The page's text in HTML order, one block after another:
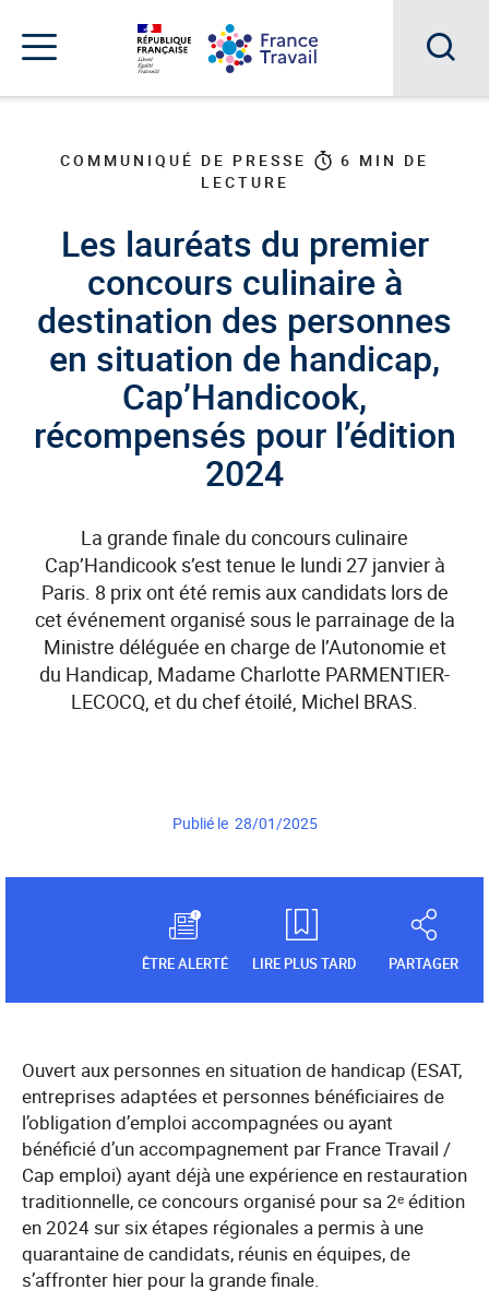
menu
contenu
pied
Menu
COMMUNIQUÉ DE PRESSE 6 MIN DE
LECTURE
Les lauréats du premier
concours culinaire à
destination des personnes
en situation de handicap,
Cap’Handicook,
récompensés pour l’édition
2024
La grande finale du concours culinaire
Cap’Handicook s’est tenue le lundi 27 janvier à
Paris. 8 prix ont été remis aux candidats lors de
cet événement organisé sous le parrainage de la
Ministre déléguée en charge de l’Autonomie et
du Handicap, Madame Charlotte PARMENTIER-
LECOCQ, et du chef étoilé, Michel BRAS.
Publié le 28/01/2025
ÊTRE ALERTÉ LIRE PLUS TARD PARTAGER
Ouvert aux personnes en situation de handicap (ESAT,
entreprises adaptées et personnes bénéficiaires de
l’obligation d’emploi accompagnées ou ayant
bénéficié d’un accompagnement par France Travail /
Cap emploi) ayant déjà une expérience en restauration
traditionnelle, ce concours organisé pour sa 2ᵉ édition
en 2024 sur six étapes régionales a permis à une
quarantaine de candidats, réunis en équipes, de
s’affronter hier pour la grande finale.